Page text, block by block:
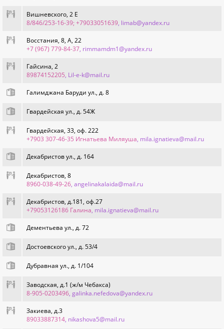
Вишневского, 2 Е
8/846/253-16-39; +79033051639, limab@yandex.ru
Восстания, 8, А, 22
+7 (967) 779-84-37‬, rimmamdm1@yandex.ru
Гайсина, 2
89874152205, Lil-e-k@mail.ru
Галимджана Баруди ул., д. 8
Гвардейская ул., д. 54Ж
Гвардейская, 33, оф. 222
+7903 307-46-35 Игнатьева Миляуша, mila.ignatieva@mail.ru
Декабристов ул., д. 164
Декабристов, 8
8960-038-49-26, angelinakalaida@mail.ru
Декабристов, д.181, оф.27
+79053126186 Галина, mila.ignatieva@mail.ru
Дементьева ул., д. 72
Достоевского ул., д. 53/4
Дубравная ул., д. 1/104
Заводская, д.1 (ж/м Чебакса)
8-905-0203496, galinka.nefedova@yandex.ru
Закиева, д.3
89033887314, nikashova5@mail.ru